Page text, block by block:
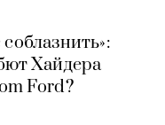
Хайдера
Ford?